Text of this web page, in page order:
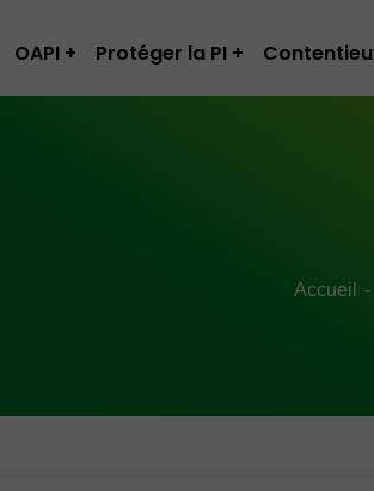
OAPI Protéger la PI
Accueil